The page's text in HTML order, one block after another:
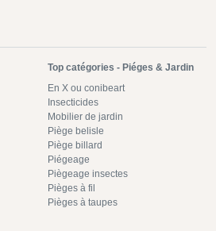
Top catégories - Piéges & Jardin
En X ou conibeart
Insecticides
Mobilier de jardin
Piège belisle
Piège billard
Piégeage
Piègeage insectes
Pièges à fil
Pièges à taupes